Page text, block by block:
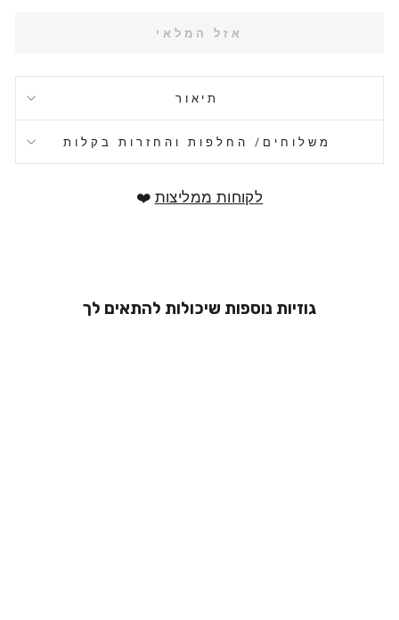
אזל המלאי
תיאור
משלוחים/ החלפות והחזרות בקלות
לקוחות ממליצות ❤️
גוזיות נוספות שיכולות להתאים לך